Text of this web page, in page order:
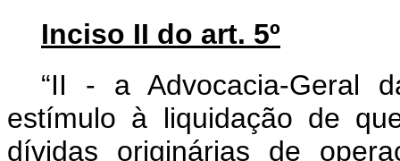
Inciso II do art. 5º
“II - a Advocacia-Geral
estímulo à liquidação de
dívidas originárias de